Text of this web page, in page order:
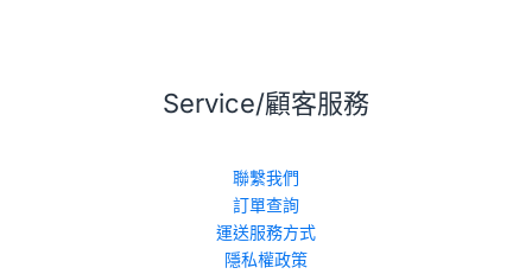
Service/顧客服務
聯繫我們
訂單查詢
運送服務方式
隱私權政策